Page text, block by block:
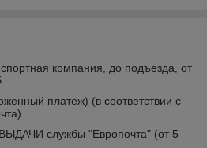
компания, до подъезда, от
платёж) (в соответствии с
службы "Европочта" (от 5